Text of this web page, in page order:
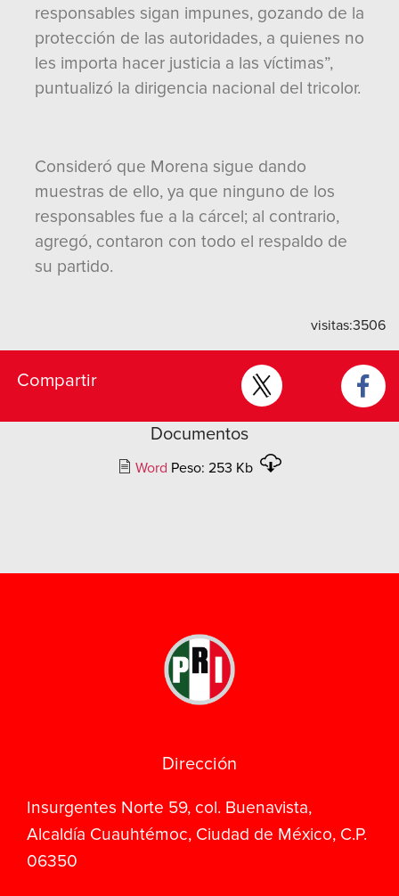
responsables sigan impunes, gozando de la
protección de las autoridades, a quienes no
les importa hacer justicia a las víctimas”,
puntualizó la dirigencia nacional del tricolor.
Consideró que Morena sigue dando
muestras de ello, ya que ninguno de los
responsables fue a la cárcel; al contrario,
agregó, contaron con todo el respaldo de
su partido.
visitas:3506
Compartir
Documentos
Word Peso: 253 Kb
Dirección
Insurgentes Norte 59, col. Buenavista,
Alcaldía Cuauhtémoc, Ciudad de México, C.P.
06350